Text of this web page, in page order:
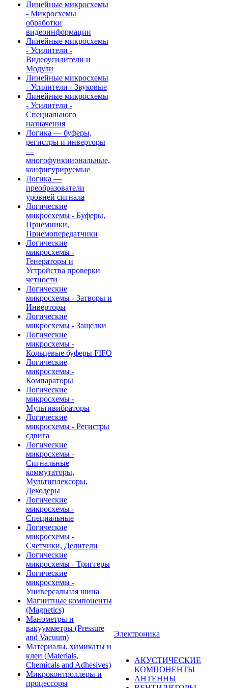
Линейные микросхемы
- Микросхемы
обработки
видеоинформации
Линейные микросхемы
- Усилители -
Видеоусилители и
Модули
Линейные микросхемы
- Усилители - Звуковые
Линейные микросхемы
- Усилители -
Специального
назначения
Логика — буферы,
регистры и инверторы
—
многофункциональные,
конфигурируемые
Логика —
преобразователи
уровней сигнала
Логические
микросхемы - Буферы,
Приемники,
Приемопередатчики
Логические
микросхемы -
Генераторы и
Устройства проверки
четности
Логические
микросхемы - Затворы и
Инверторы
Логические
микросхемы - Защелки
Логические
микросхемы -
Кольцевые буферы FIFO
Логические
микросхемы -
Компараторы
Логические
микросхемы -
Мультивибраторы
Логические
микросхемы - Регистры
сдвига
Логические
микросхемы -
Сигнальные
коммутаторы,
Мультиплексоры,
Декодеры
Логические
микросхемы -
Специальные
Логические
микросхемы -
Счетчики, Делители
Логические
микросхемы - Триггеры
Логические
микросхемы -
Универсальная шина
Магнитные компоненты
(Magnetics)
Манометры и
вакуумметры (Pressure
and Vacuum)
Материалы, химикаты и
клеи (Materials,
Chemicals and Adhesives)
Микроконтроллеры и
процессоры
Электроника
АКУСТИЧЕСКИЕ
КОМПОНЕНТЫ
АНТЕННЫ